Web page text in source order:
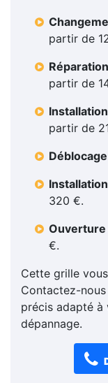
partir de
partir de
partir de
320 €.
Ouverture
€.
Cette grille
Contactez-
précis adapté
dépannage.